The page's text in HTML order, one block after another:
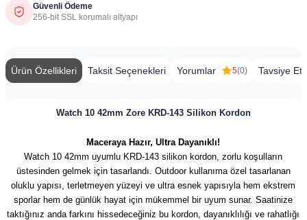
Güvenli Ödeme
256-bit SSL korumalı altyapı
Ürün Özellikleri Taksit Seçenekleri Yorumlar 5(0) Tavsiye Et
Watch 10 42mm Zore KRD-143 Silikon Kordon
Maceraya Hazır, Ultra Dayanıklı!
Watch 10 42mm uyumlu KRD-143 silikon kordon, zorlu koşulların
üstesinden gelmek için tasarlandı. Outdoor kullanıma özel tasarlanan
oluklu yapısı, terletmeyen yüzeyi ve ultra esnek yapısıyla hem ekstrem
sporlar hem de günlük hayat için mükemmel bir uyum sunar. Saatinize
taktığınız anda farkını hissedeceğiniz bu kordon, dayanıklılığı ve rahatlığı